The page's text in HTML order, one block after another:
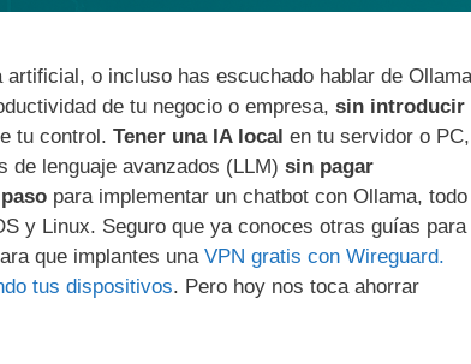
o incluso has escuchado hablar de
de tu negocio o empresa, sin introducir
tu control. Tener una IA local en tu servidor o PC,
de lenguaje avanzados (LLM) sin pagar
para implementar un chatbot con Ollama, todo
y Linux. Seguro que ya conoces otras guías para
que implantes una VPN gratis con Wireguard.
tus dispositivos. Pero hoy nos toca ahorrar